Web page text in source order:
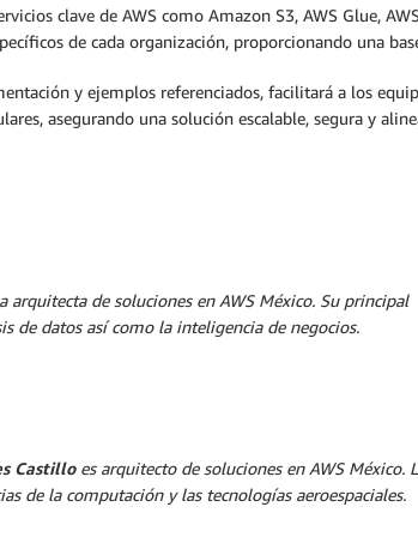
clave de AWS como Amazon S3, AWS Glue,
de cada organización, proporcionando una
y ejemplos referenciados, facilitará a los
asegurando una solución escalable, segura y
arquitecta de soluciones en AWS México. Su principal
de datos así como la inteligencia de negocios.
Castilloes arquitecto de soluciones en AWS México.
de la computación y las tecnologías aeroespaciales.